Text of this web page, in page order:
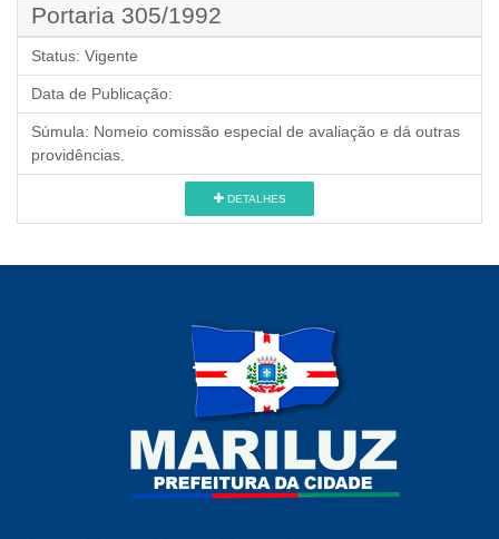
Portaria 305/1992
Status: Vigente
Data de Publicação:
Súmula: Nomeio comissão especial de avaliação e dá outras
providências.
DETALHES